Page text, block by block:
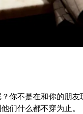
你不是在和你的朋友
们什么都不穿为止。